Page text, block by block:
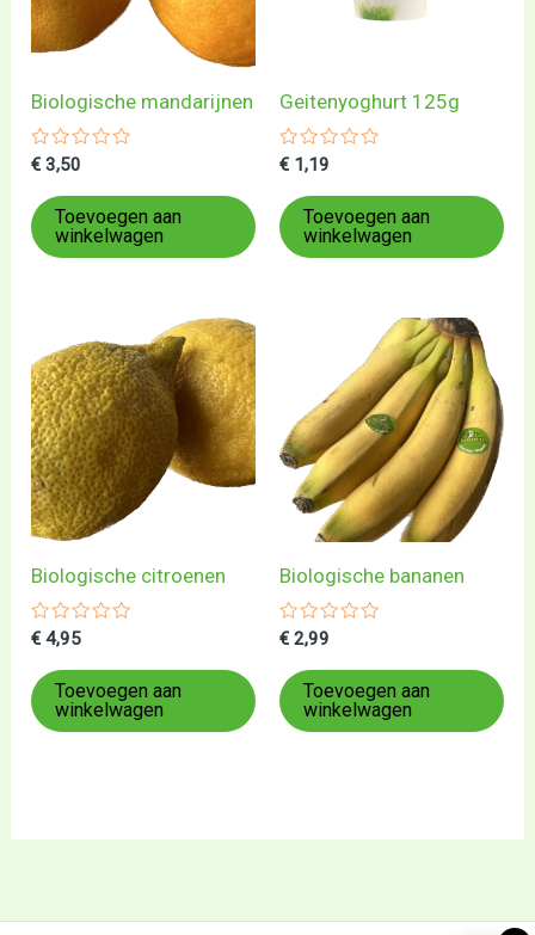
Biologische mandarijnen
Gewaardeerd
uit
5
€ 3,50
Toevoegen aan
winkelwagen
Geitenyoghurt 125g
Gewaardeerd
uit
5
€ 1,19
Toevoegen aan
winkelwagen
Biologische citroenen
Gewaardeerd
uit
5
€ 4,95
Toevoegen aan
winkelwagen
Biologische bananen
Gewaardeerd
uit
5
€ 2,99
Toevoegen aan
winkelwagen